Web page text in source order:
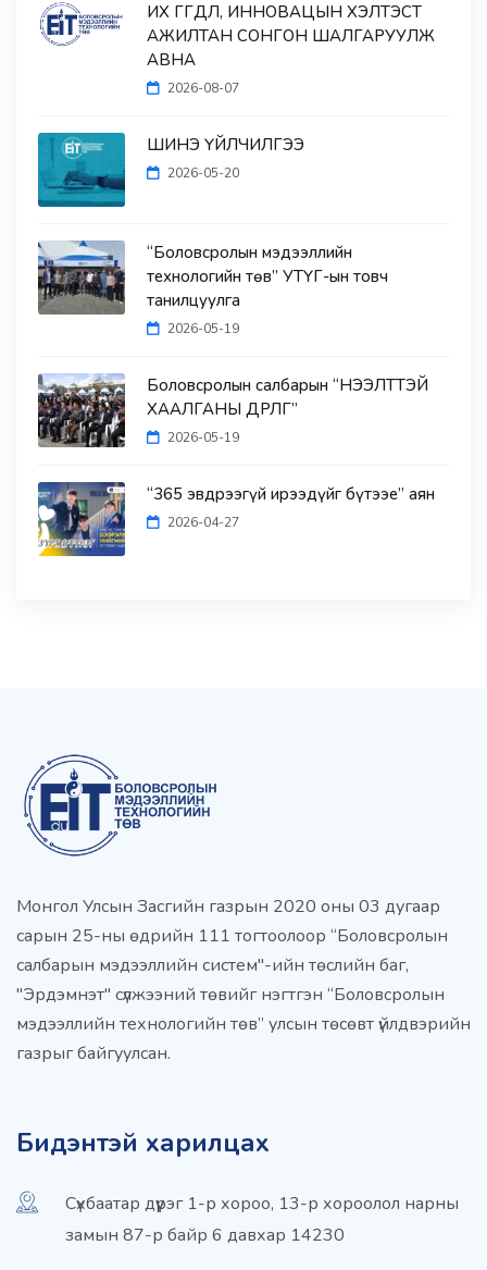
ИХ ӨГӨГДӨЛ, ИННОВАЦЫН ХЭЛТЭСТ
АЖИЛТАН СОНГОН ШАЛГАРУУЛЖ
АВНА
2026-08-07
ШИНЭ ҮЙЛЧИЛГЭЭ
2026-05-20
“Боловсролын мэдээллийн
технологийн төв” УТҮГ-ын товч
танилцуулга
2026-05-19
Боловсролын салбарын “НЭЭЛТТЭЙ
ХААЛГАНЫ ӨДӨРЛӨГ”
2026-05-19
“365 эвдрээгүй ирээдүйг бүтээе” аян
2026-04-27
Монгол Улсын Засгийн газрын 2020 оны 03 дугаар
сарын 25-ны өдрийн 111 тогтоолоор “Боловсролын
салбарын мэдээллийн систем"-ийн төслийн баг,
"Эрдэмнэт" сүлжээний төвийг нэгтгэн “Боловсролын
мэдээллийн технологийн төв” улсын төсөвт үйлдвэрийн
газрыг байгуулсан.
Бидэнтэй харилцах
Сүхбаатар дүүрэг 1-р хороо, 13-р хороолол нарны
замын 87-р байр 6 давхар 14230